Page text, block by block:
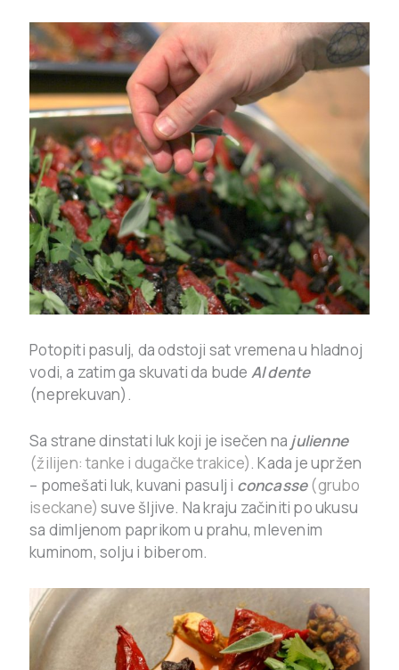
Potopiti pasulj, da odstoji sat vremena u hladnoj
vodi, a zatim ga skuvati da bude Al dente
(neprekuvan).
Sa strane dinstati luk koji je isečen na julienne
(žilijen: tanke i dugačke trakice). Kada je upržen
– pomešati luk, kuvani pasulj i concasse (grubo
iseckane)suve šljive. Na kraju začiniti po ukusu
sa dimljenom paprikom u prahu, mlevenim
kuminom, solju i biberom.